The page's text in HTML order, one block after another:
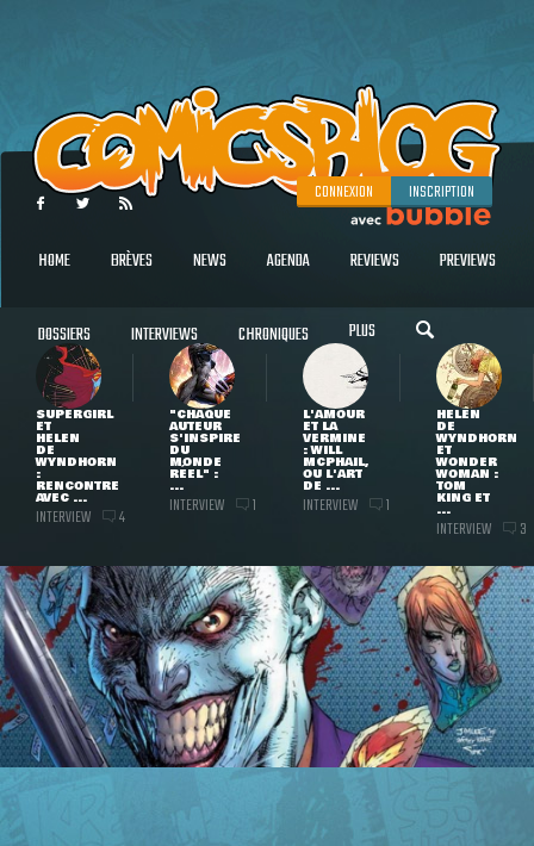
CONNEXION INSCRIPTION
HOME BRÈVES NEWS AGENDA REVIEWS PREVIEWS
DOSSIERS INTERVIEWS CHRONIQUES PLUS
SUPERGIRL
ET
HELEN
DE
WYNDHORN
:
RENCONTRE
AVEC ...
INTERVIEW 4
"CHAQUE
AUTEUR
S'INSPIRE
DU
MONDE
RÉEL" :
...
INTERVIEW 1
L'AMOUR
ET LA
VERMINE
: WILL
MCPHAIL,
OU L'ART
DE ...
INTERVIEW 1
HELEN
DE
WYNDHORN
ET
WONDER
WOMAN :
TOM
KING ET
...
INTERVIEW 3